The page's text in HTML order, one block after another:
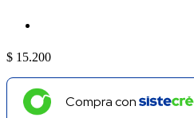
$ 15.200
Compra con